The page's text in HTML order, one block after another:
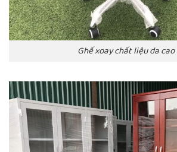
Ghế xoay chất liệu da cao